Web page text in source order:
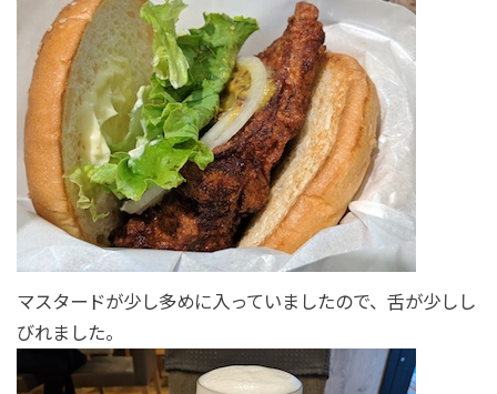
マスタードが少し多めに入っていましたので、舌が少しし
びれました。